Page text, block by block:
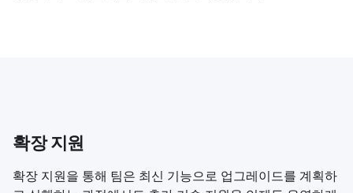
확장 지원
확장 지원을 통해 팀은 최신 기능으로 업그레이드를 계획하